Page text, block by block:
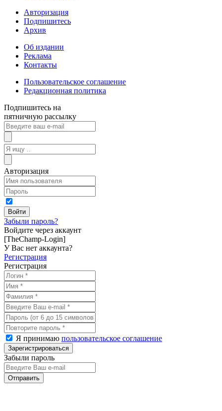
Авторизация
Подпишитесь
Архив
Об издании
Реклама
Контакты
Пользовательское соглашение
Редакционная политика
Подпишитесь на
пятничную рассылку
Авторизация
Забыли пароль?
Войдите через аккаунт
[TheChamp-Login]
У Вас нет аккаунта?
Регистрация
Регистрация
Я принимаю пользовательское соглашение
Забыли пароль